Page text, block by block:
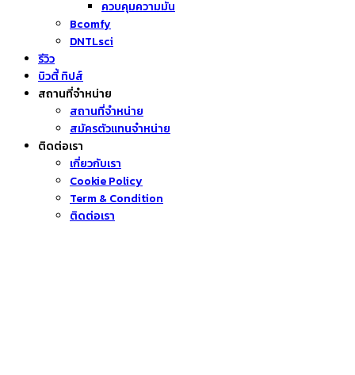
ควบคุมความมัน
Bcomfy
DNTLsci
รีวิว
บิวตี้ ทิปส์
สถานที่จำหน่าย
สถานที่จำหน่าย
สมัครตัวแทนจำหน่าย
ติดต่อเรา
เกี่ยวกับเรา
Cookie Policy
Term & Condition
ติดต่อเรา